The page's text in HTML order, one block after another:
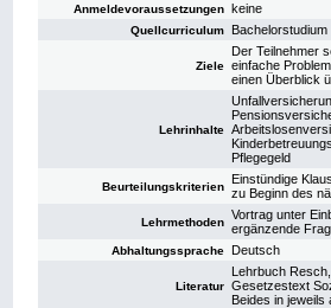
Anmeldevoraussetzungen keine
Quellcurriculum
Ziele
Der Teilnehmer
einfache
einen Überblick
Lehrinhalte
Pflegegeld
Beurteilungskriterien
Einstündige
zu Beginn des
Lehrmethoden
Vortrag unter
ergänzende
Abhaltungssprache Deutsch
Literatur
Lehrbuch
Gesetzestext
Beides in jeweils